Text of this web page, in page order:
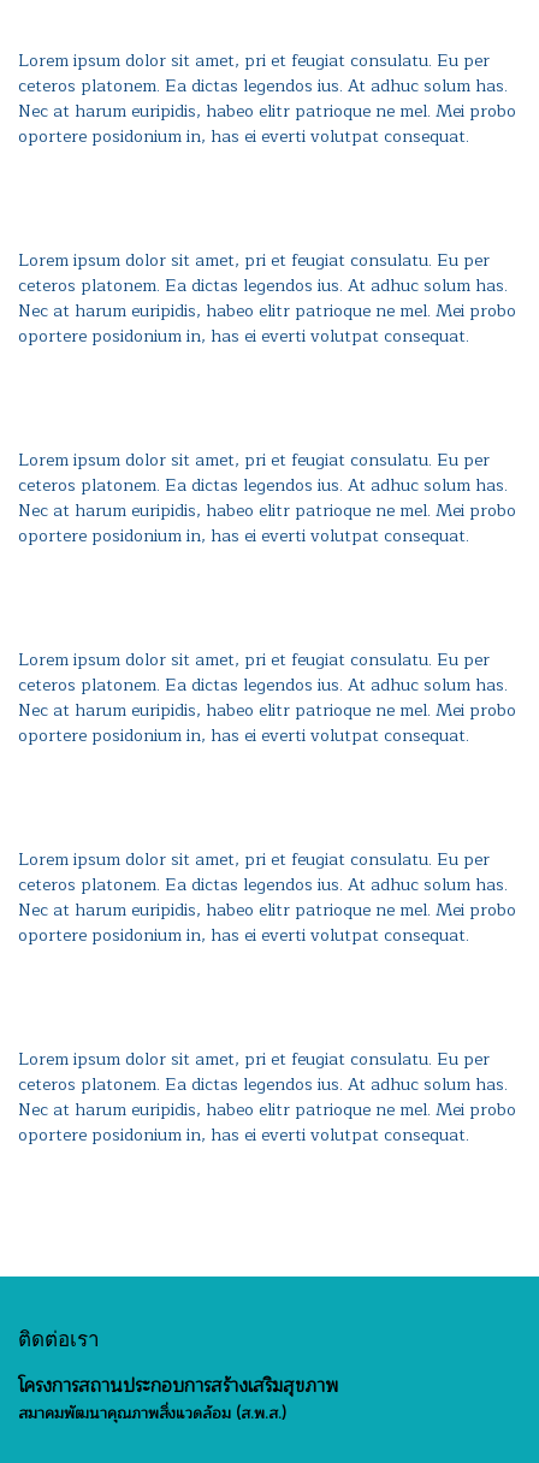
Lorem ipsum dolor sit amet, pri et feugiat consulatu. Eu per
ceteros platonem. Ea dictas legendos ius. At adhuc solum has.
Nec at harum euripidis, habeo elitr patrioque ne mel. Mei probo
oportere posidonium in, has ei everti volutpat consequat.
Lorem ipsum dolor sit amet, pri et feugiat consulatu. Eu per
ceteros platonem. Ea dictas legendos ius. At adhuc solum has.
Nec at harum euripidis, habeo elitr patrioque ne mel. Mei probo
oportere posidonium in, has ei everti volutpat consequat.
Lorem ipsum dolor sit amet, pri et feugiat consulatu. Eu per
ceteros platonem. Ea dictas legendos ius. At adhuc solum has.
Nec at harum euripidis, habeo elitr patrioque ne mel. Mei probo
oportere posidonium in, has ei everti volutpat consequat.
Lorem ipsum dolor sit amet, pri et feugiat consulatu. Eu per
ceteros platonem. Ea dictas legendos ius. At adhuc solum has.
Nec at harum euripidis, habeo elitr patrioque ne mel. Mei probo
oportere posidonium in, has ei everti volutpat consequat.
Lorem ipsum dolor sit amet, pri et feugiat consulatu. Eu per
ceteros platonem. Ea dictas legendos ius. At adhuc solum has.
Nec at harum euripidis, habeo elitr patrioque ne mel. Mei probo
oportere posidonium in, has ei everti volutpat consequat.
Lorem ipsum dolor sit amet, pri et feugiat consulatu. Eu per
ceteros platonem. Ea dictas legendos ius. At adhuc solum has.
Nec at harum euripidis, habeo elitr patrioque ne mel. Mei probo
oportere posidonium in, has ei everti volutpat consequat.
ติดต่อเรา
โครงการสถานประกอบการสร้างเสริมสุขภาพ
สมาคมพัฒนาคุณภาพสิ่งแวดล้อม (ส.พ.ส.)